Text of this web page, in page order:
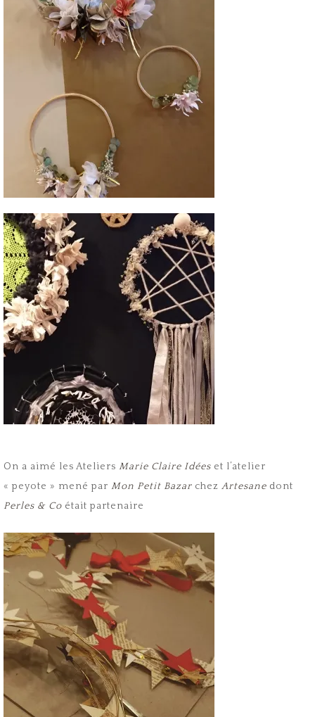
On a aimé les Ateliers Marie Claire Idées et l’atelier
« peyote » mené par Mon Petit Bazar chez Artesane dont
Perles & Co était partenaire